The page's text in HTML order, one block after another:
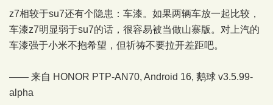
z7相较于su7还有个隐患：车漆。如果两辆车放一起比较，
车漆z7明显弱于su7的话，很容易被当做山寨版。对上汽的
车漆强于小米不抱希望，但祈祷不要拉开差距吧。
—— 来自 HONOR PTP-AN70, Android 16, 鹅球 v3.5.99-
alpha